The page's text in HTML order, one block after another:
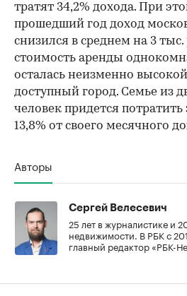
тратят 34,2% дохода. При
прошедший год доход
снизился в среднем на 3 тыс.
стоимость аренды
осталась неизменно
доступный город. Семье из
человек придется потратить
13,8% от своего месячного
Авторы
Сергей Велесевич
25 лет в журналистике и
недвижимости. В РБК с
главный редактор «РБК-